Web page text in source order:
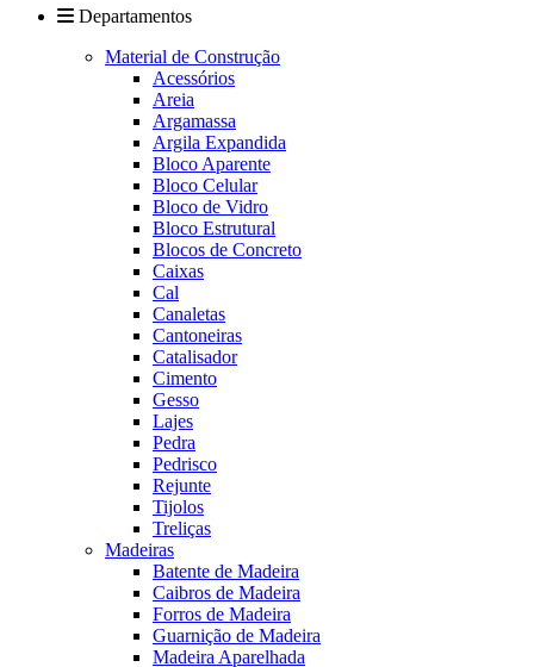
Departamentos
Material de Construção
Acessórios
Areia
Argamassa
Argila Expandida
Bloco Aparente
Bloco Celular
Bloco de Vidro
Bloco Estrutural
Blocos de Concreto
Caixas
Cal
Canaletas
Cantoneiras
Catalisador
Cimento
Gesso
Lajes
Pedra
Pedrisco
Rejunte
Tijolos
Treliças
Madeiras
Batente de Madeira
Caibros de Madeira
Forros de Madeira
Guarnição de Madeira
Madeira Aparelhada